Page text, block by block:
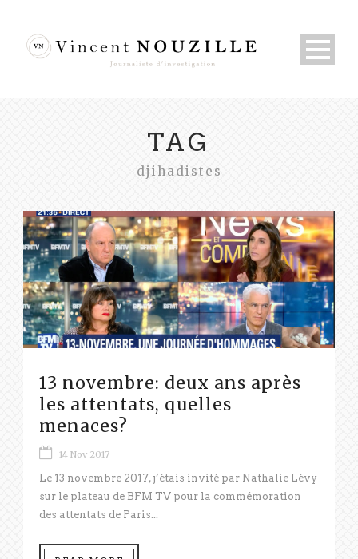
TAG
djihadistes
13 novembre: deux ans après
les attentats, quelles
menaces?
14 Nov 2017
Le 13 novembre 2017, j’étais invité par Nathalie Lévy
sur le plateau de BFM TV pour la commémoration
des attentats de Paris...